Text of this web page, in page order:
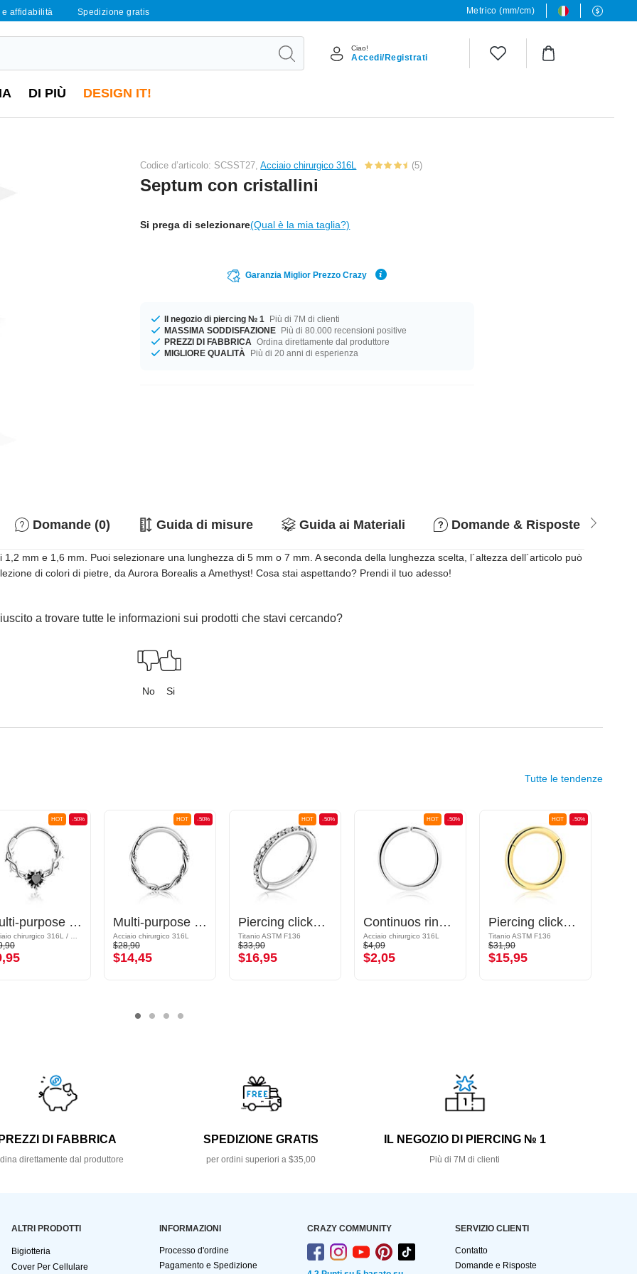
e affidabilità Spedizione gratis Metrico (mm/cm)
Ciao!
Accedi/Registrati
DI PIÙ DESIGN IT!
Codice d’articolo: SCSST27,Acciaio chirurgico 316L (5)
Septum con cristallini
Si prega di selezionare(Qual è la mia taglia?)
Garanzia Miglior Prezzo Crazy
Il negozio di piercing № 1
Più di 7M di clienti
MASSIMA SODDISFAZIONE Più di 80.000 recensioni positive
PREZZI DI FABBRICA Ordina direttamente dal produttore
MIGLIORE QUALITÀ
Più di 20 anni di esperienza
Domande (0) Guida di misure Guida ai Materiali Domande & Risposte
mm e 1,6 mm. Puoi selezionare una lunghezza di 5 mm o 7 mm. A seconda della lunghezza scelta, l´altezza dell´articolo può
di colori di pietre, da Aurora Borealis a Amethyst! Cosa stai aspettando? Prendi il tuo adesso!
a trovare tutte le informazioni sui prodotti che stavi cercando?
No Si
Tutte le tendenze
-50%
HOT
Multi-purpose clicker (acciaio chirurgico, argento, finitura lucida) con cuore di cristallo
-50%
HOT
Multi-purpose clicker (acciaio chirurgico, argento, finitura lucida)
Acciaio chirurgico 316L
$28,90
$14,45
-50%
HOT
Piercing clicker (titanio, argento, finitura lucida) con cristallini
Titanio ASTM F136
$33,90
$16,95
-50%
HOT
Continuos ring (acciaio chirurgico, argento, finitura lucida)
Acciaio chirurgico 316L
$4,09
$2,05
-50%
HOT
Piercing clicker (titanio, placcato in oro, finitura brillante)
Titanio ASTM F136
$31,90
$15,95
PREZZI DI FABBRICA
direttamente dal produttore
SPEDIZIONE GRATIS
per ordini superiori a $35,00
IL NEGOZIO DI PIERCING № 1
Più di 7M di clienti
ALTRI PRODOTTI
Bigiotteria
Cover Per Cellulare
INFORMAZIONI
Processo d'ordine
Pagamento e Spedizione
CRAZY COMMUNITY SERVIZIO CLIENTI
Contatto
Domande e Risposte